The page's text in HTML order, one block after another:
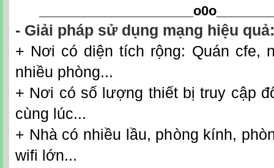
_____________________o0o
- Giải pháp sử dụng mạng hiệu quả:
+ Nơi có diện tích rộng: Quán cfe,
nhiều phòng...
+ Nơi có số lượng thiết bị truy cập
cùng lúc...
+ Nhà có nhiều lầu, phòng kính,
wifi lớn...